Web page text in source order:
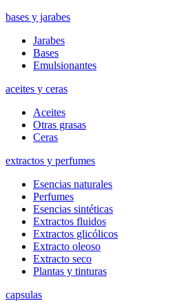
bases y jarabes
Jarabes
Bases
Emulsionantes
aceites y ceras
Aceites
Otras grasas
Ceras
extractos y perfumes
Esencias naturales
Perfumes
Esencias sintéticas
Extractos fluidos
Extractos glicólicos
Extracto oleoso
Extracto seco
Plantas y tinturas
capsulas